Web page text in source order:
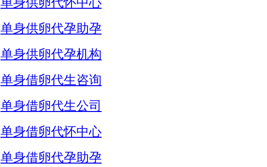
单身供卵代孕助孕
单身供卵代孕机构
单身借卵代生咨询
单身借卵代生公司
单身借卵代怀中心
单身借卵代孕助孕